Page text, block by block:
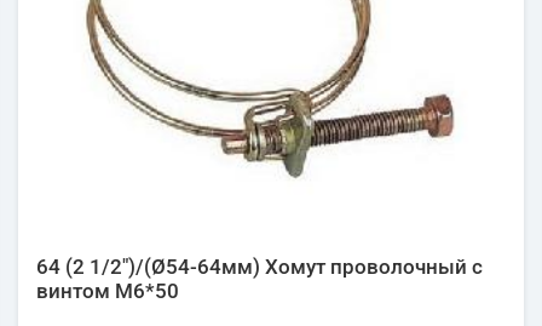
64 (2 1/2")/(Ø54-64мм) Хомут проволочный с
винтом М6*50